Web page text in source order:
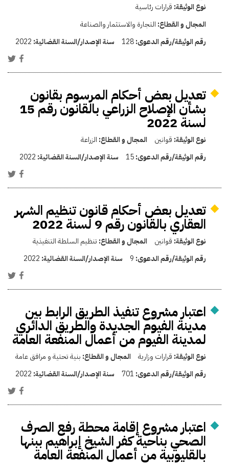
نوع الوثيقة: قرارات رئاسية
المجال و القطاع: التجارة والاستثمار والصناعة
رقم الوثيقة/رقم الدعوى:128 سنة الإصدار/السنة القضائية: 2022
تعديل بعض أحكام المرسوم بقانون
بشأن الإصلاح الزراعي بالقانون رقم 15
لسنة 2022
نوع الوثيقة: قوانين المجال و القطاع: الزراعة
رقم الوثيقة/رقم الدعوى:15 سنة الإصدار/السنة القضائية: 2022
تعديل بعض أحكام قانون تنظيم الشهر
العقاري بالقانون رقم 9 لسنة 2022
نوع الوثيقة: قوانين المجال و القطاع: تنظيم السلطة التنفيذية
رقم الوثيقة/رقم الدعوى: 9 سنة الإصدار/السنة القضائية: 2022
اعتبار مشروع تنفيذ الطريق الرابط بين
مدينة الفيوم الجديدة والطريق الدائري
لمدينة الفيوم من أعمال المنفعة العامة
نوع الوثيقة: قرارات وزارية المجال و القطاع: بنية تحتية و مرافق عامة
رقم الوثيقة/رقم الدعوى: 701 سنة الإصدار/السنة القضائية: 2022
اعتبار مشروع إقامة محطة رفع الصرف
الصحي بناحية كفر الشيخ إبراهيم ببنها
بالقليوبية من أعمال المنفعة العامة